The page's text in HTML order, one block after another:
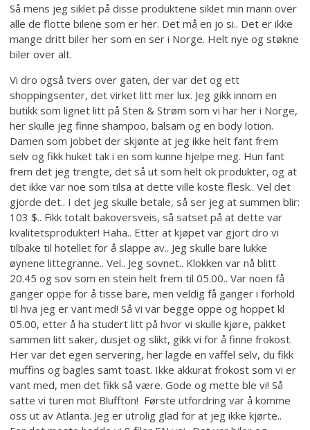
Så mens jeg siklet på disse produktene siklet min mann over
alle de flotte bilene som er her. Det må en jo si.. Det er ikke
mange dritt biler her som en ser i Norge. Helt nye og støkne
biler over alt.
Vi dro også tvers over gaten, der var det og ett
shoppingsenter, det virket litt mer lux. Jeg gikk innom en
butikk som lignet litt på Sten & Strøm som vi har her i Norge,
her skulle jeg finne shampoo, balsam og en body lotion.
Damen som jobbet der skjønte at jeg ikke helt fant frem
selv og fikk huket tak i en som kunne hjelpe meg. Hun fant
frem det jeg trengte, det så ut som helt ok produkter, og at
det ikke var noe som tilsa at dette ville koste flesk.. Vel det
gjorde det.. I det jeg skulle betale, så ser jeg at summen blir:
103 $.. Fikk totalt bakoversveis, så satset på at dette var
kvalitetsprodukter! Haha.. Etter at kjøpet var gjort dro vi
tilbake til hotellet for å slappe av.. Jeg skulle bare lukke
øynene littegranne.. Vel.. Jeg sovnet.. Klokken var nå blitt
20.45 og sov som en stein helt frem til 05.00.. Var noen få
ganger oppe for å tisse bare, men veldig få ganger i forhold
til hva jeg er vant med! Så vi var begge oppe og hoppet kl
05.00, etter å ha studert litt på hvor vi skulle kjøre, pakket
sammen litt saker, dusjet og slikt, gikk vi for å finne frokost.
Her var det egen servering, her lagde en vaffel selv, du fikk
muffins og bagles samt toast. Ikke akkurat frokost som vi er
vant med, men det fikk så være. Gode og mette ble vi! Så
satte vi turen mot Bluffton! Første utfordring var å komme
oss ut av Atlanta. Jeg er utrolig glad for at jeg ikke kjørte..